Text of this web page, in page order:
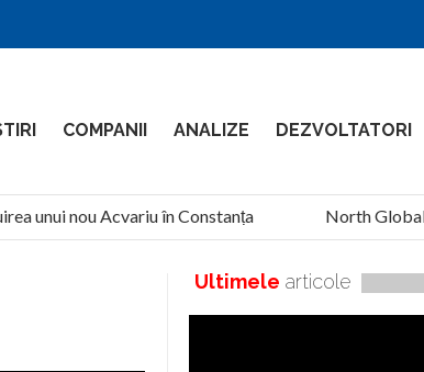
COMPANII ANALIZE DEZVOLTATORI
unui nou Acvariu în Constanța North Global
Ultimele articole